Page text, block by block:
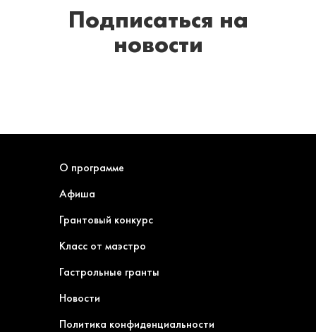
Подписаться на
новости
О программе
Афиша
Грантовый конкурс
Класс от маэстро
Гастрольные гранты
Новости
Политика конфиденциальности